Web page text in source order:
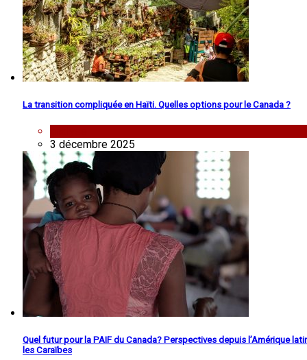
La transition compliquée en Haïti. Quelles options pour le Canada ?
3 décembre 2025
Quel futur pour la PAIF du Canada? Perspectives depuis l’Amérique
les Caraïbes